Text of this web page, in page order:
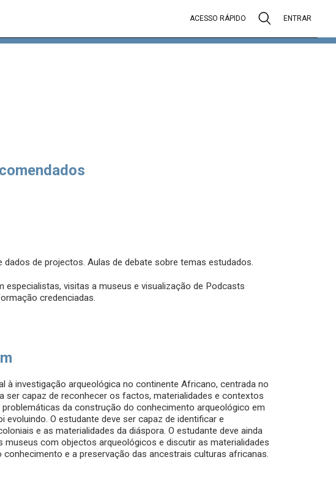
ACESSO RÁPIDO ENTRAR
de projectos. Aulas de debate sobre temas estudados.
especialistas, visitas a museus e visualização de Podcasts
credenciadas.
à investigação arqueológica no continente Africano, centrada no
ser capaz de reconhecer os factos, materialidades e contextos
da construção do conhecimento arqueológico em
O estudante deve ser capaz de identificar e
e as materialidades da diáspora. O estudante deve ainda
com objectos arqueológicos e discutir as materialidades
e a preservação das ancestrais culturas africanas.